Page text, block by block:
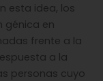
esta idea, los
génica en
frente a la
a la
personas cuyo